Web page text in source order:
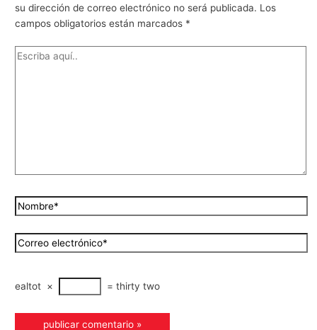
su dirección de correo electrónico no será publicada. Los
campos obligatorios están marcados *
ealtot × = thirty two